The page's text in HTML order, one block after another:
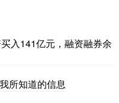
入141亿元，融资融券余
所知道的信息